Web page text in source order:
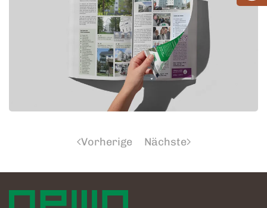
Vorherige Nächste